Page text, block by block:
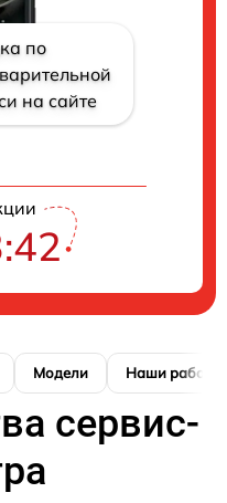
по
на сайте
Модели Наши работы
сервис-